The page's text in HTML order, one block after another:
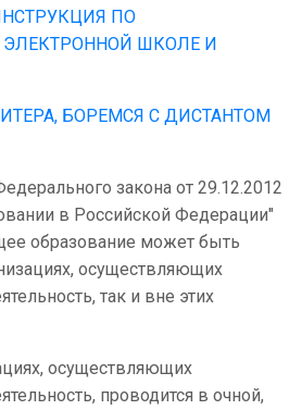
ПО
ШКОЛЕ И
БОРЕМСЯ С ДИСТАНТОМ
закона от 29.12.2012
в Российской Федерации"
образование может быть
осуществляющих
так и вне этих
осуществляющих
проводится в очной,